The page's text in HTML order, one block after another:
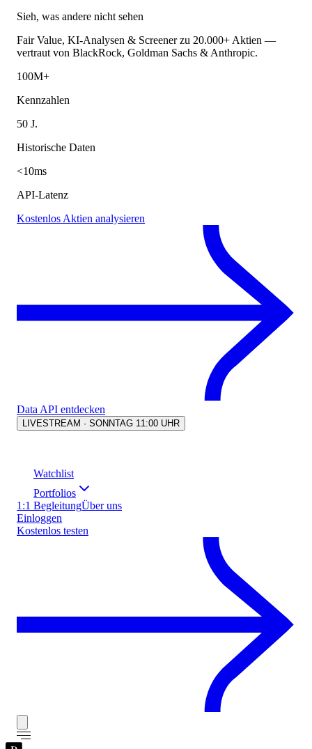
Sieh, was andere nicht sehen
Fair Value, KI-Analysen & Screener zu 20.000+ Aktien —
vertraut von BlackRock, Goldman Sachs & Anthropic.
100M+
Kennzahlen
50 J.
Historische Daten
<10ms
API-Latenz
Kostenlos Aktien analysieren
Data API entdecken
LIVESTREAM · SONNTAG 11:00 UHR
Watchlist
Portfolios
1:1 BegleitungÜber uns
Einloggen
Kostenlos testen